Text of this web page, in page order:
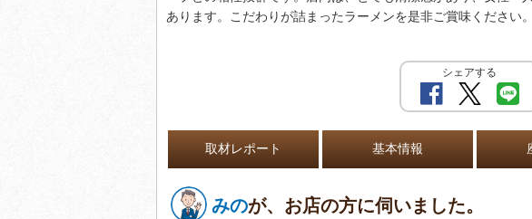
あります。こだわりが詰まったラーメンを是非ご賞味ください。
シェアする
取材レポート 基本情報
みのが、お店の方に伺いました。